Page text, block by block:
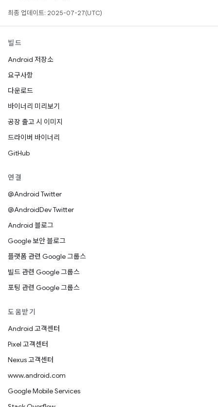
최종 업데이트: 2025-07-27(UTC)
빌드
Android 저장소
요구사항
다운로드
바이너리 미리보기
공장 출고 시 이미지
드라이버 바이너리
GitHub
연결
@Android Twitter
@AndroidDev Twitter
Android 블로그
Google 보안 블로그
플랫폼 관련 Google 그룹스
빌드 관련 Google 그룹스
포팅 관련 Google 그룹스
도움받기
Android 고객센터
Pixel 고객센터
Nexus 고객센터
www.android.com
Google Mobile Services